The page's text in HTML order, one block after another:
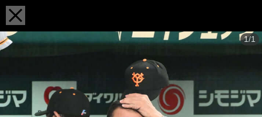
1/1